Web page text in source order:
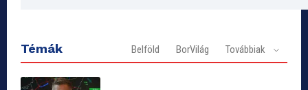
Témák Belföld BorVilág Továbbiak